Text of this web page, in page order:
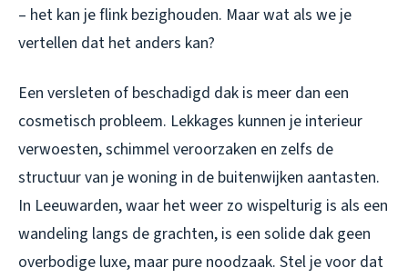
– het kan je flink bezighouden. Maar wat als we je
vertellen dat het anders kan?
Een versleten of beschadigd dak is meer dan een
cosmetisch probleem. Lekkages kunnen je interieur
verwoesten, schimmel veroorzaken en zelfs de
structuur van je woning in de buitenwijken aantasten.
In Leeuwarden, waar het weer zo wispelturig is als een
wandeling langs de grachten, is een solide dak geen
overbodige luxe, maar pure noodzaak. Stel je voor dat